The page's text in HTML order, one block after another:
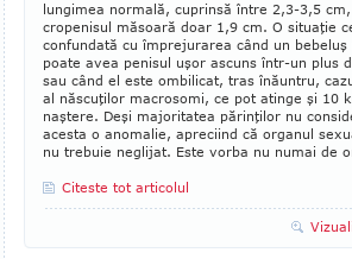
lungimea normală, cuprinsă între 2,3-3,5
cropenisul măsoară doar 1,9 cm. O situaţie
confundată cu împreju­rarea când un bebeluş
poate avea penisul uşor ascuns într-un plus
sau când el este om­­­­bilicat, tras înăuntru,
al născuţilor ma­crosomi, ce pot atinge şi 10
naştere. Deşi ma­jo­­ri­tatea părinţilor nu
acesta o ano­ma­lie, apreciind că organul
nu trebuie neglijat. Este vorba nu nu­mai de
Citeste tot articolul